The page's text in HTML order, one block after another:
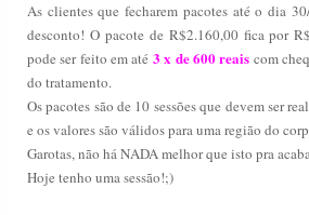
As clientes que fecharem pacotes até o dia
desconto! O pacote de R$2.160,00 fica por
pode ser feito em até 3 x de 600 reais com
do tratamento.
Os pacotes são de 10 sessões que devem ser
e os valores são válidos para uma região do
Garotas, não há NADA melhor que isto pra
Hoje tenho uma sessão!;)